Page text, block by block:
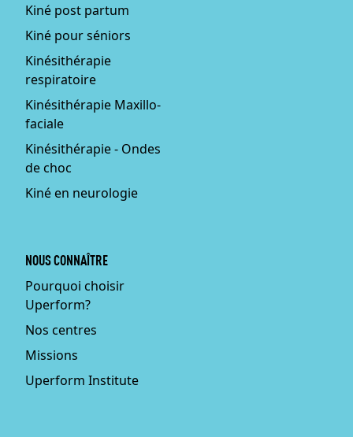
Kiné post partum
Kiné pour séniors
Kinésithérapie
respiratoire
Kinésithérapie Maxillo-
faciale
Kinésithérapie - Ondes
de choc
Kiné en neurologie
NOUS CONNAÎTRE
Pourquoi choisir
Uperform?
Nos centres
Missions
Uperform Institute